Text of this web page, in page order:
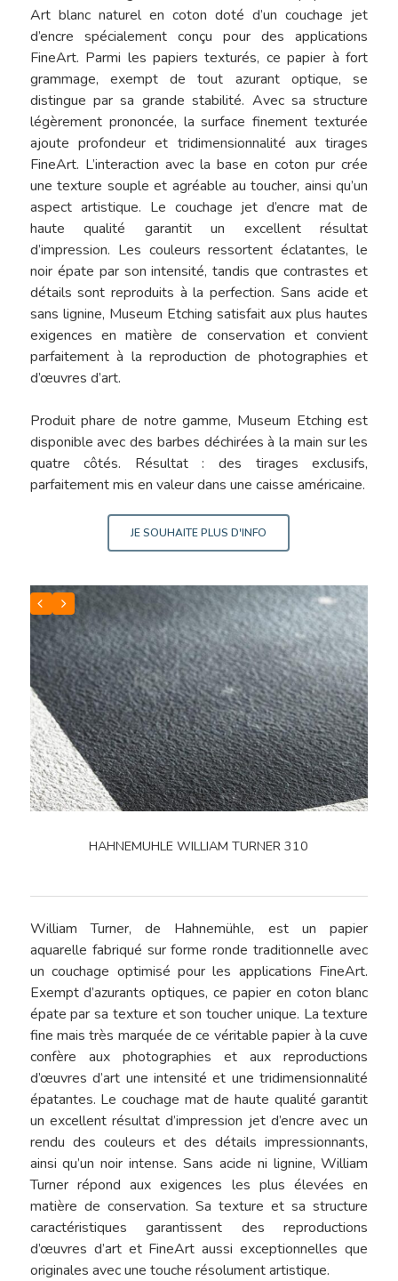
Art blanc naturel en coton doté d’un couchage jet
d’encre spécialement conçu pour des applications
FineArt. Parmi les papiers texturés, ce papier à fort
grammage, exempt de tout azurant optique, se
distingue par sa grande stabilité. Avec sa structure
légèrement prononcée, la surface finement texturée
ajoute profondeur et tridimensionnalité aux tirages
FineArt. L’interaction avec la base en coton pur crée
une texture souple et agréable au toucher, ainsi qu’un
aspect artistique. Le couchage jet d’encre mat de
haute qualité garantit un excellent résultat
d’impression. Les couleurs ressortent éclatantes, le
noir épate par son intensité, tandis que contrastes et
détails sont reproduits à la perfection. Sans acide et
sans lignine, Museum Etching satisfait aux plus hautes
exigences en matière de conservation et convient
parfaitement à la reproduction de photographies et
d’œuvres d’art.
Produit phare de notre gamme, Museum Etching est
disponible avec des barbes déchirées à la main sur les
quatre côtés. Résultat : des tirages exclusifs,
parfaitement mis en valeur dans une caisse américaine.
JE SOUHAITE PLUS D'INFO
HAHNEMUHLE WILLIAM TURNER 310
William Turner, de Hahnemühle, est un papier
aquarelle fabriqué sur forme ronde traditionnelle avec
un couchage optimisé pour les applications FineArt.
Exempt d’azurants optiques, ce papier en coton blanc
épate par sa texture et son toucher unique. La texture
fine mais très marquée de ce véritable papier à la cuve
confère aux photographies et aux reproductions
d’œuvres d’art une intensité et une tridimensionnalité
épatantes. Le couchage mat de haute qualité garantit
un excellent résultat d’impression jet d’encre avec un
rendu des couleurs et des détails impressionnants,
ainsi qu’un noir intense. Sans acide ni lignine, William
Turner répond aux exigences les plus élevées en
matière de conservation. Sa texture et sa structure
caractéristiques garantissent des reproductions
d’œuvres d’art et FineArt aussi exceptionnelles que
originales avec une touche résolument artistique.
Contact
Le Blog De